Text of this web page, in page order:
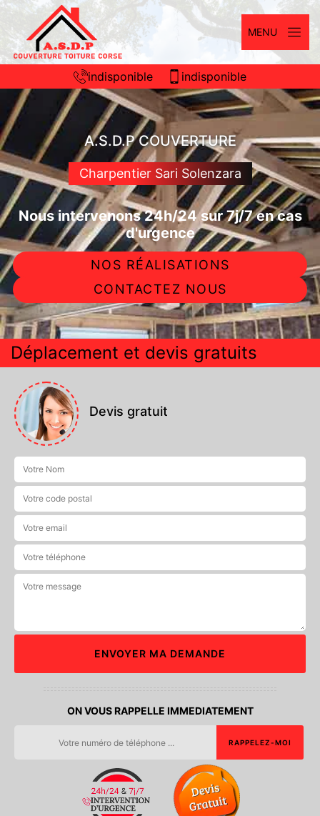
MENU
indisponible indisponible
A.S.D.P COUVERTURE
Charpentier Sari Solenzara
Nous intervenons 24h/24 sur 7j/7 en cas
d'urgence
NOS RÉALISATIONS
CONTACTEZ NOUS
Déplacement et devis gratuits
Devis gratuit
ON VOUS RAPPELLE IMMEDIATEMENT